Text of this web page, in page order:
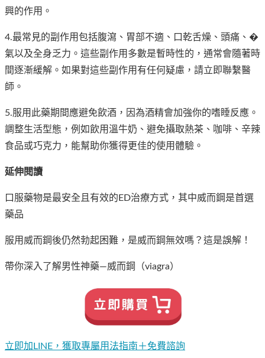
興的作用。
4.最常見的副作用包括腹瀉、胃部不適、口乾舌燥、頭痛、�
氣以及全身乏力。這些副作用多數是暫時性的，通常會隨著時
間逐漸緩解。如果對這些副作用有任何疑慮，請立即聯繫醫
師。
5.服用此藥期間應避免飲酒，因為酒精會加強你的嗜睡反應。
調整生活型態，例如飲用溫牛奶、避免攝取熱茶、咖啡、辛辣
食品或巧克力，能幫助你獲得更佳的使用體驗。
延伸閱讀
口服藥物是最安全且有效的ED治療方式，其中威而鋼是首選
藥品
服用威而鋼後仍然勃起困難，是威而鋼無效嗎？這是誤解！
帶你深入了解男性神藥—威而鋼（viagra）
立即加LINE，獲取專屬用法指南＋免費諮詢